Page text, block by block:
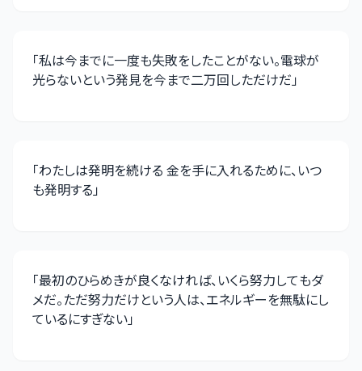
「私は今までに一度も失敗をしたことがない。電球が
光らないという発見を今まで二万回しただけだ」
「わたしは発明を続ける 金を手に入れるために、いつ
も発明する」
「最初のひらめきが良くなければ、いくら努力してもダ
メだ。ただ努力だけという人は、エネルギーを無駄にし
ているにすぎない」